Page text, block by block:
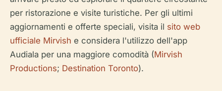
per ristorazione e visite turistiche. Per gli ultimi
aggiornamenti e offerte speciali, visita il sito web
ufficiale Mirvish e considera l'utilizzo dell'app
Audiala per una maggiore comodità (Mirvish
Productions; Destination Toronto).